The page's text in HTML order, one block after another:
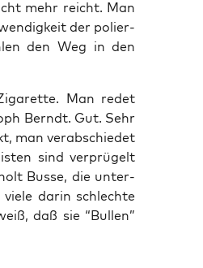
mehr reicht. Man
der polier­
den Weg in den
Man redet
Berndt. Gut. Sehr
man ver­ab­schie­det
sind ver­prü­gelt
Bus­se, die unter­
dar­in schlech­te
daß sie “Bul­len”